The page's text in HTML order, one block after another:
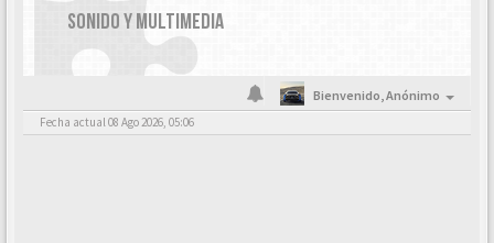
SONIDO Y MULTIMEDIA
Bienvenido,Anónimo
Fecha actual 08 Ago 2026, 05:06